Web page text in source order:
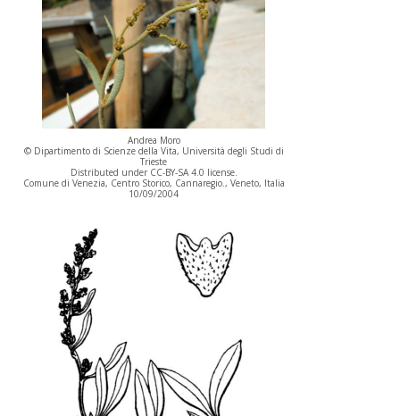
Andrea Moro
© Dipartimento di Scienze della Vita, Università degli Studi di
Trieste
Distributed under CC-BY-SA 4.0 license.
Comune di Venezia, Centro Storico, Cannaregio., Veneto, Italia
10/09/2004